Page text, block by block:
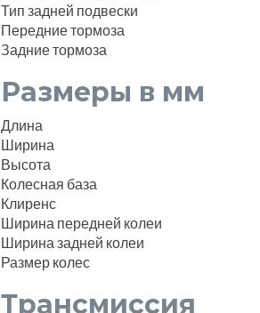
Тип задней подвески
Передние тормоза
Задние тормоза
Размеры в мм
Длина
Ширина
Высота
Колесная база
Клиренс
Ширина передней колеи
Ширина задней колеи
Размер колес
Трансмиссия